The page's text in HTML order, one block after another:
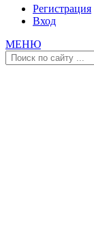
Регистрация
Вход
МЕНЮ